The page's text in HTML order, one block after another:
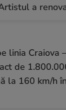
a
linia Craiova
de
la 160 km/h